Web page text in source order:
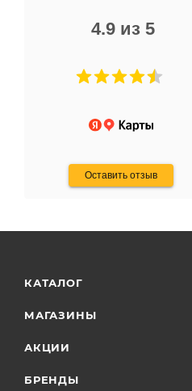
4.9 из 5
Оставить отзыв
Не понравились условия
и дают только на год)
КАТАЛОГ
МАГАЗИНЫ
АКЦИИ
БРЕНДЫ